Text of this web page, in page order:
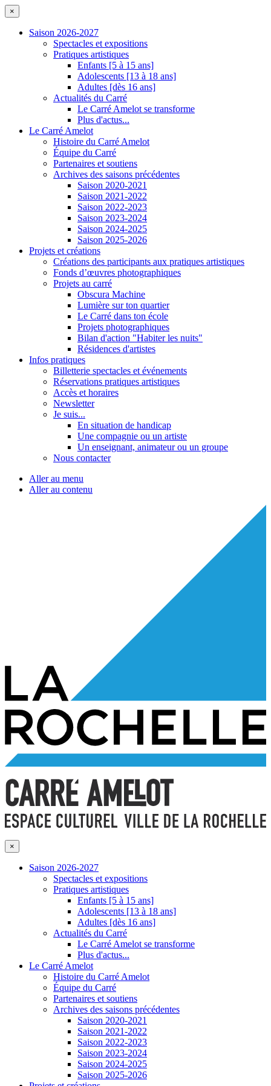
×
Saison 2026-2027
Spectacles et expositions
Pratiques artistiques
Enfants [5 à 15 ans]
Adolescents [13 à 18 ans]
Adultes [dès 16 ans]
Actualités du Carré
Le Carré Amelot se transforme
Plus d'actus...
Le Carré Amelot
Histoire du Carré Amelot
Équipe du Carré
Partenaires et soutiens
Archives des saisons précédentes
Saison 2020-2021
Saison 2021-2022
Saison 2022-2023
Saison 2023-2024
Saison 2024-2025
Saison 2025-2026
Projets et créations
Créations des participants aux pratiques artistiques
Fonds d’œuvres photographiques
Projets au carré
Obscura Machine
Lumière sur ton quartier
Le Carré dans ton école
Projets photographiques
Bilan d'action "Habiter les nuits"
Résidences d'artistes
Infos pratiques
Billetterie spectacles et événements
Réservations pratiques artistiques
Accès et horaires
Newsletter
Je suis...
En situation de handicap
Une compagnie ou un artiste
Un enseignant, animateur ou un groupe
Nous contacter
Aller au menu
Aller au contenu
×
Saison 2026-2027
Spectacles et expositions
Pratiques artistiques
Enfants [5 à 15 ans]
Adolescents [13 à 18 ans]
Adultes [dès 16 ans]
Actualités du Carré
Le Carré Amelot se transforme
Plus d'actus...
Le Carré Amelot
Histoire du Carré Amelot
Équipe du Carré
Partenaires et soutiens
Archives des saisons précédentes
Saison 2020-2021
Saison 2021-2022
Saison 2022-2023
Saison 2023-2024
Saison 2024-2025
Saison 2025-2026